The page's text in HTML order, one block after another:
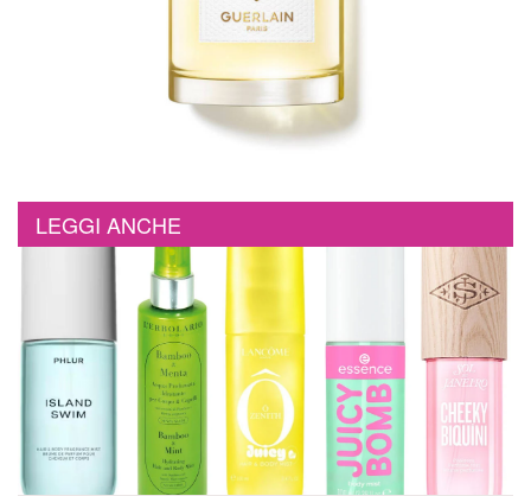
LEGGI ANCHE